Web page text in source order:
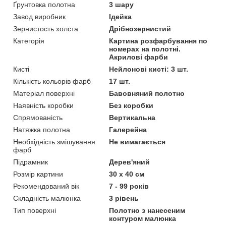
Ґрунтовка полотна
3 шару
Завод виробник
Ідейка
Зернистость холста
Дрібнозернистий
Категорія
Картина розфарбування по
номерах на полотні.
Акрилові фарби
Кисті
Нейлонові кисті: 3 шт.
Кількість кольорів фарб
17 шт.
Матеріал поверхні
Бавовняний полотно
Наявність коробки
Без коробки
Спрямованість
Вертикальна
Натяжка полотна
Галерейна
Необхідність змішування
фарб
Не вимагається
Підрамник
Дерев'яний
Розмір картини
30 х 40 см
Рекомендований вік
7 - 99 років
Складність малюнка
3 рівень
Тип поверхні
Полотно з нанесеним
контуром малюнка